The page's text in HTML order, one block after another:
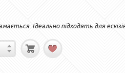
Ідеально підходять для